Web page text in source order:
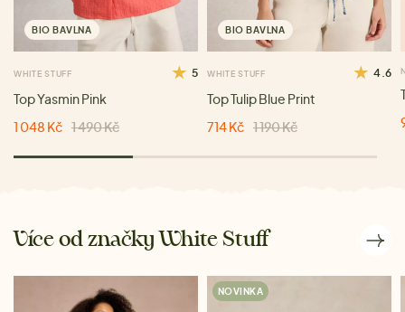
BIO BAVLNA
WHITE STUFF 5
Top Yasmin Pink
1 048 Kč 1 490 Kč
BIO BAVLNA
WHITE STUFF 4.6
Top Tulip Blue Print
714 Kč 1 190 Kč
Více od značky White Stuff
NOVINKA